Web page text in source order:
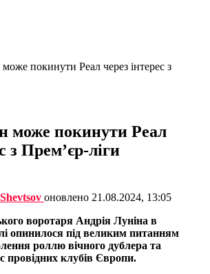
покинути Реал через інтерес з
може покинути Реал
з Прем’єр-ліги
оновлено 21.08.2024, 13:05
воротаря Андрія Луніна в
опинилося під великим питанням
роллю вічного дублера та
провідних клубів Європи.